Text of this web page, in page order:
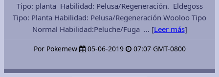
Tipo: planta Habilidad: Pelusa/Regeneración. Eldegoss
Tipo: Planta Habilidad: Pelusa/Regeneración Wooloo Tipo
Normal Habilidad:Peluche/Fuga … [Leer más]
Por Pokemew 05-06-2019 07:07 GMT-0800